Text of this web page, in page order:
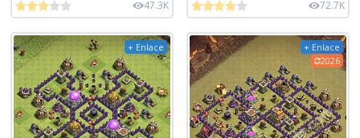
47.3K 72.7K
+ Enlace
+ Enlace
2026